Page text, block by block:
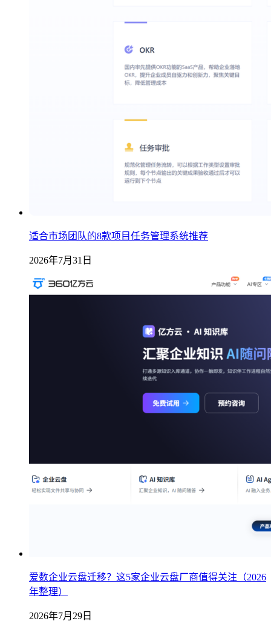
适合市场团队的8款项目任务管理系统推荐
2026年7月31日
爱数企业云盘迁移？这5家企业云盘厂商值得关注（2026
年整理）
2026年7月29日